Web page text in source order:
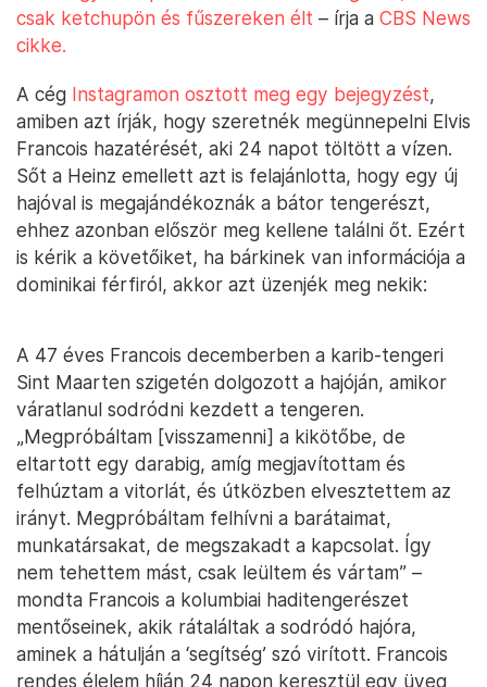
csak ketchupön és fűszereken élt – írja a CBS News
cikke.
A cég Instagramon osztott meg egy bejegyzést,
amiben azt írják, hogy szeretnék megünnepelni Elvis
Francois hazatérését, aki 24 napot töltött a vízen.
Sőt a Heinz emellett azt is felajánlotta, hogy egy új
hajóval is megajándékoznák a bátor tengerészt,
ehhez azonban először meg kellene találni őt. Ezért
is kérik a követőiket, ha bárkinek van információja a
dominikai férfiról, akkor azt üzenjék meg nekik:
A 47 éves Francois decemberben a karib-tengeri
Sint Maarten szigetén dolgozott a hajóján, amikor
váratlanul sodródni kezdett a tengeren.
„Megpróbáltam [visszamenni] a kikötőbe, de
eltartott egy darabig, amíg megjavítottam és
felhúztam a vitorlát, és útközben elvesztettem az
irányt. Megpróbáltam felhívni a barátaimat,
munkatársakat, de megszakadt a kapcsolat. Így
nem tehettem mást, csak leültem és vártam” –
mondta Francois a kolumbiai haditengerészet
mentőseinek, akik rátaláltak a sodródó hajóra,
aminek a hátulján a ‘segítség’ szó virított. Francois
rendes élelem híján 24 napon keresztül egy üveg